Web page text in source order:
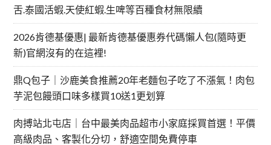
舌.泰國活蝦.天使紅蝦.生啤等百種食材無限續
2026肯德基優惠| 最新肯德基優惠券代碼懶人包(隨時更
新)官網沒有的在這裡!
鼎Q包子｜沙鹿美食推薦20年老麵包子吃了不漲氣！肉包
芋泥包饅頭口味多樣買10送1更划算
肉搏站北屯店｜台中最美肉品超市小家庭採買首選！平價
高級肉品、客製化分切，舒適空間免費停車